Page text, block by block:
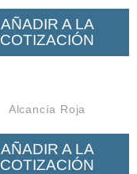
AÑADIR A LA
COTIZACIÓN
Alcancía Roja
AÑADIR A LA
COTIZACIÓN